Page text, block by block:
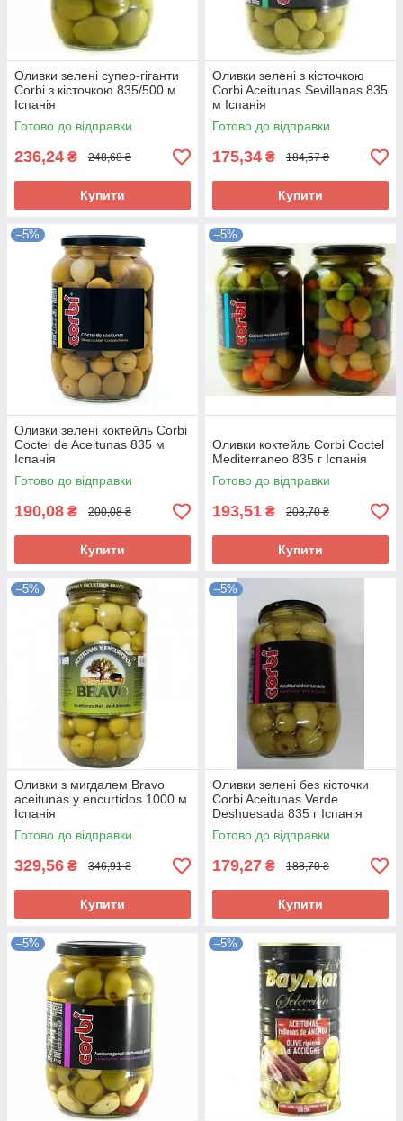
Оливки зелені супер-гіганти
Corbi з кісточкою 835/500 м
Іспанія
Готово до відправки
236,24 ₴ 248,68 ₴
Купити
Оливки зелені з кісточкою
Corbi Aceitunas Sevillanas 835
м Іспанія
Готово до відправки
175,34 ₴ 184,57 ₴
Купити
–5%
Оливки зелені коктейль Corbi
Coctel de Aceitunas 835 м
Іспанія
Готово до відправки
190,08 ₴ 200,08 ₴
Купити
–5%
Оливки коктейль Corbi Coctel
Mediterraneo 835 г Іспанія
Готово до відправки
193,51 ₴ 203,70 ₴
Купити
–5%
Оливки з мигдалем Bravo
aceitunas y encurtidos 1000 м
Іспанія
Готово до відправки
329,56 ₴ 346,91 ₴
Купити
–5%
Оливки зелені без кісточки
Corbi Aceitunas Verde
Deshuesada 835 г Іспанія
Готово до відправки
179,27 ₴ 188,70 ₴
Купити
–5% –5%